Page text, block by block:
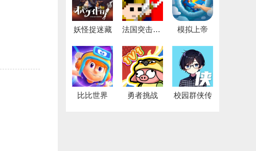
妖怪捉迷藏 法国突击1812 模拟上帝
比比世界 勇者挑战 校园群侠传